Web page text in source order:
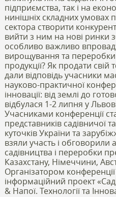
підприємства, так і на
нинішніх складних умовах
сектора створити
вийти з ним на нові ринки
особливо важливо
вирощування та переробки
продукції? Як продати свій
дали відповідь учасники
науково-практичної
інновації: від землі до
відбулася 1-2 липня у
Учасниками конференції
представників садівничої
куточків України та
взяли участь і обговорили
садівництва і переробки
Казахстану, Німеччини,
Організатором
інформаційний проект
& Напої. Технології та